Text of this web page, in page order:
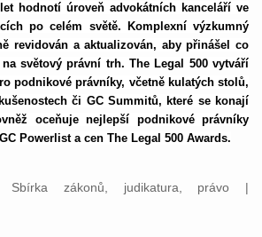
hodnotí úroveň advokátních kanceláří ve
po celém světě. Komplexní výzkumný
revidován a aktualizován, aby přinášel co
světový právní trh. The Legal 500 vytváří
podnikové právníky, včetně kulatých stolů,
či GC Summitů, které se konají
oceňuje nejlepší podnikové právníky
Powerlist a cen The Legal 500 Awards.
Sbírka zákonů, judikatura, právo |